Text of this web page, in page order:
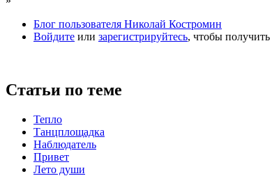
Блог пользователя Николай Костромин
Войдите или зарегистрируйтесь, чтобы
Статьи по теме
Тепло
Танцплощадка
Наблюдатель
Привет
Лето души